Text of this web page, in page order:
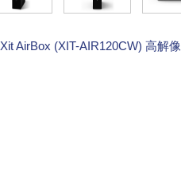
Xit AirBox (XIT-AIR120CW) 高解